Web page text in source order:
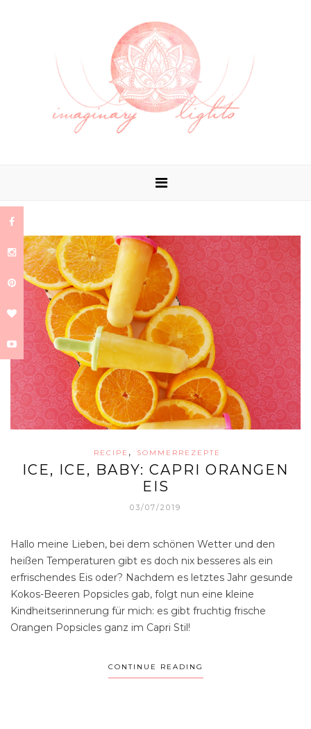
RECIPE , SOMMERREZEPTE
ICE, ICE, BABY: CAPRI ORANGEN
EIS
03/07/2019
Hallo meine Lieben, bei dem schönen Wetter und den
heißen Temperaturen gibt es doch nix besseres als ein
erfrischendes Eis oder? Nachdem es letztes Jahr gesunde
Kokos-Beeren Popsicles gab, folgt nun eine kleine
Kindheitserinnerung für mich: es gibt fruchtig frische
Orangen Popsicles ganz im Capri Stil!
CONTINUE READING